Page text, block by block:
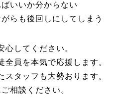
いいか分からない
らも後回しにしてしまう
心してください。
員を本気で応援します。
スタッフも大勢おります。
相談ください。